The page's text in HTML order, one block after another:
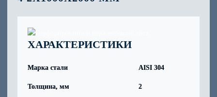
ХАРАКТЕРИСТИКИ
Марка стали
Толщина, мм
AISI 304
2